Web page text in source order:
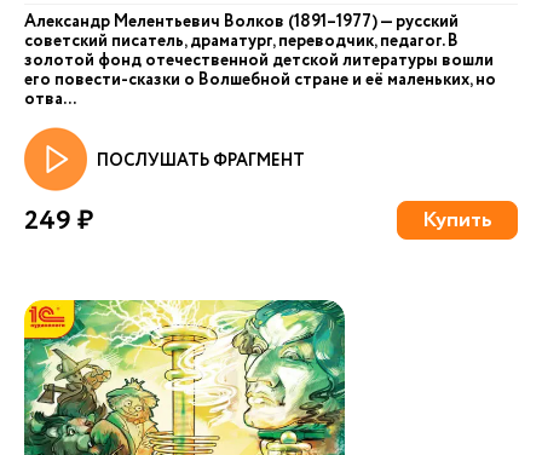
Александр Мелентьевич Волков (1891–1977) — русский
советский писатель, драматург, переводчик, педагог. В
золотой фонд отечественной детской литературы вошли
его повести-сказки о Волшебной стране и её маленьких, но
отва...
ПОСЛУШАТЬ ФРАГМЕНТ
249 ₽ Купить